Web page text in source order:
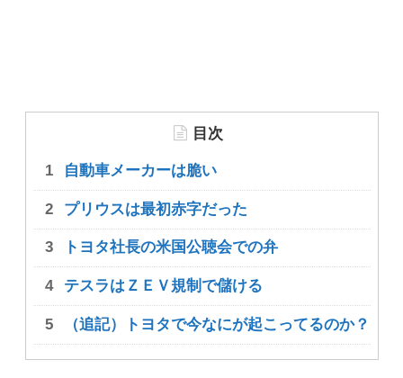
目次
自動車メーカーは脆い
プリウスは最初赤字だった
トヨタ社長の米国公聴会での弁
テスラはＺＥＶ規制で儲ける
（追記）トヨタで今なにが起こってるのか？